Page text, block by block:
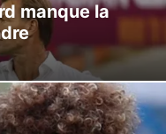
manque la